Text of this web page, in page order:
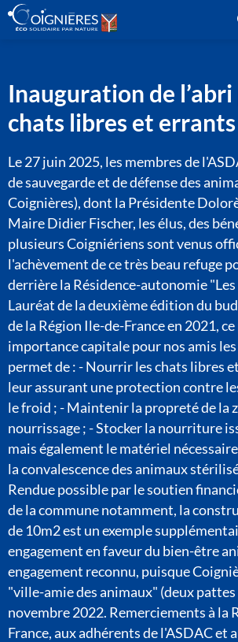
Inauguration de
chats libres et errants
Le 27 juin 2025, les membres de
de sauvegarde et de défense des
Coignières), dont la Présidente
Maire Didier Fischer, les élus, des
plusieurs Coigniériens sont venus
l'achèvement de ce très beau refuge
derrière la Résidence-autonomie
Lauréat de la deuxième édition du
de la Région Ile-de-France en 2021,
importance capitale pour nos amis
permet de : - Nourrir les chats libres
leur assurant une protection contre
le froid ; - Maintenir la propreté de la
nourrissage ; - Stocker la nourriture
mais également le matériel
la convalescence des animaux
Rendue possible par le soutien
de la commune notamment, la
de 10m2 est un exemple
engagement en faveur du bien-être
engagement reconnu, puisque
"ville-amie des animaux" (deux
novembre 2022. Remerciements à la
France, aux adhérents de l'ASDAC et